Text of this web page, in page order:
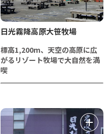
日光霧降高原大笹牧場
標高1,200m、天空の高原に広
がるリゾート牧場で大自然を満
喫